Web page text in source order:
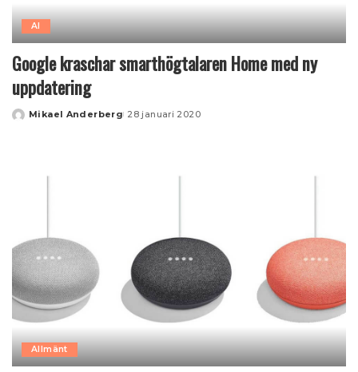
AI
Google kraschar smarthögtalaren Home med ny
uppdatering
Posted
Mikael Anderberg 28 januari 2020
Allmänt